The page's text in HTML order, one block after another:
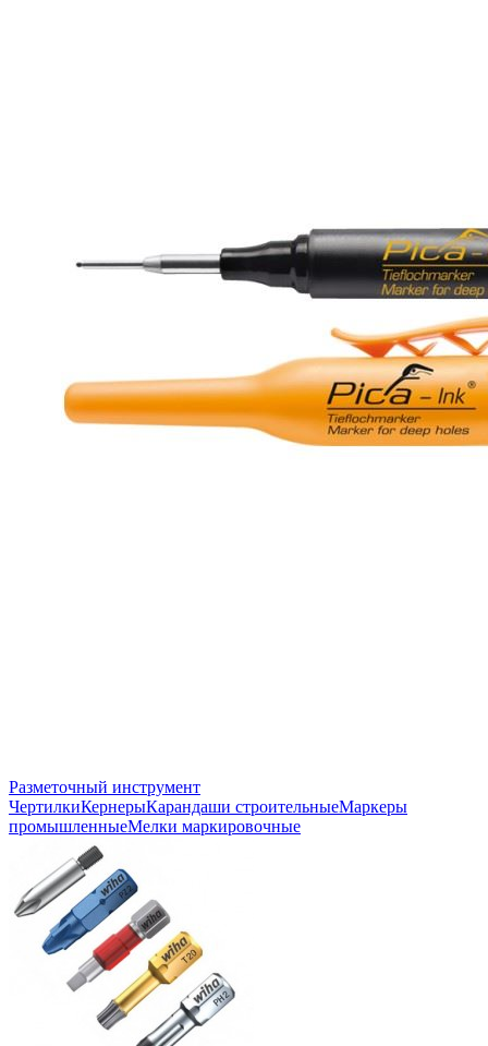
Разметочный инструмент
ЧертилкиКернерыКарандаши строительныеМаркеры
промышленныеМелки маркировочные